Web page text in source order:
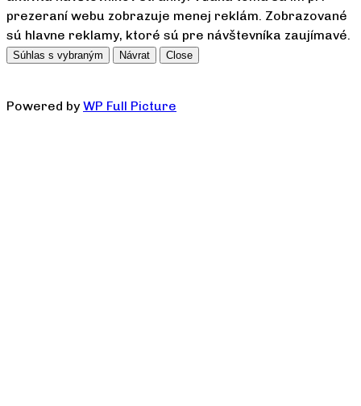
prezeraní webu zobrazuje menej reklám. Zobrazované
sú hlavne reklamy, ktoré sú pre návštevníka zaujímavé.
Súhlas s vybraným Návrat Close
Powered byWP Full Picture